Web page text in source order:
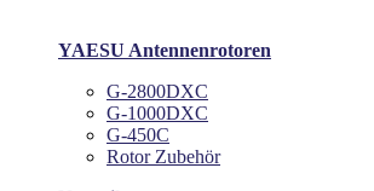
YAESU Antennenrotoren
G-2800DXC
G-1000DXC
G-450C
Rotor Zubehör